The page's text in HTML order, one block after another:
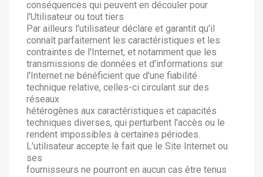
conséquences qui peuvent en découler pour
l'Utilisateur ou tout tiers
Par ailleurs l'utilisateur déclare et garantit qu'il
connaît parfaitement les caractéristiques et les
contraintes de l'Internet, et notamment que les
transmissions de données et d'informations sur
l'Internet ne bénéficient que d'une fiabilité
technique relative, celles-ci circulant sur des
réseaux
hétérogènes aux caractéristiques et capacités
techniques diverses, qui perturbent l'accès ou le
rendent impossibles à certaines périodes.
L'utilisateur accepte le fait que le Site Internet ou
ses
fournisseurs ne pourront en aucun cas être tenus